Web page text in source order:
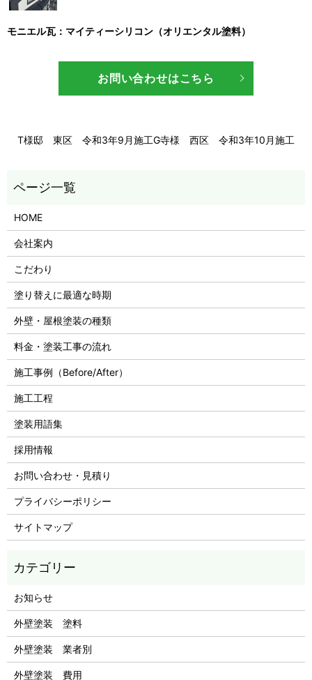
モニエル瓦：マイティーシリコン（オリエンタル塗料）
お問い合わせはこちら
T様邸 東区 令和3年9月施工G寺様 西区 令和3年10月施工
HOME
会社案内
こだわり
塗り替えに最適な時期
外壁・屋根塗装の種類
料金・塗装工事の流れ
施工事例（Before/After）
施工工程
塗装用語集
採用情報
お問い合わせ・見積り
プライバシーポリシー
サイトマップ
お知らせ
外壁塗装 塗料
外壁塗装 業者別
外壁塗装 費用